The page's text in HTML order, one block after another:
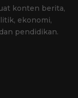
konten berita,
ekonomi,
pendidikan.